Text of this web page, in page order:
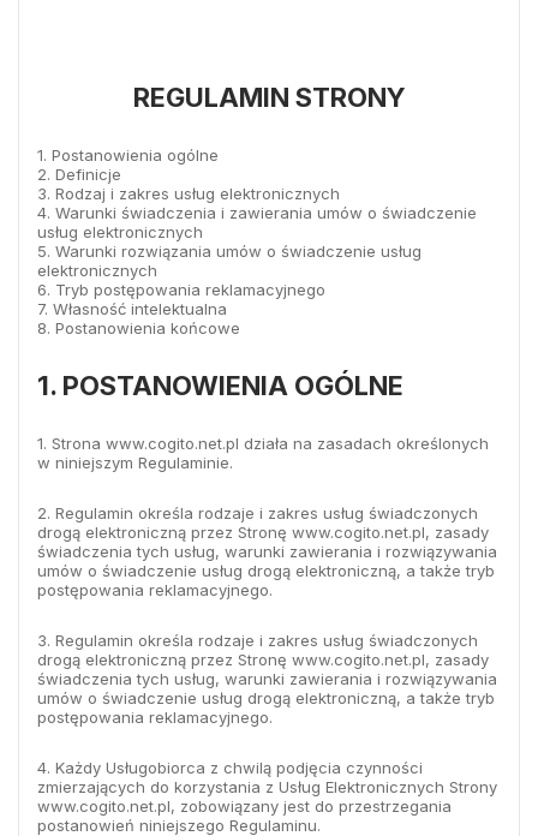
REGULAMIN STRONY
1. Postanowienia ogólne
2. Definicje
3. Rodzaj i zakres usług elektronicznych
4. Warunki świadczenia i zawierania umów o świadczenie
usług elektronicznych
5. Warunki rozwiązania umów o świadczenie usług
elektronicznych
6. Tryb postępowania reklamacyjnego
7. Własność intelektualna
8. Postanowienia końcowe
1. POSTANOWIENIA OGÓLNE
1. Strona www.cogito.net.pl działa na zasadach określonych
w niniejszym Regulaminie.
2. Regulamin określa rodzaje i zakres usług świadczonych
drogą elektroniczną przez Stronę www.cogito.net.pl, zasady
świadczenia tych usług, warunki zawierania i rozwiązywania
umów o świadczenie usług drogą elektroniczną, a także tryb
postępowania reklamacyjnego.
3. Regulamin określa rodzaje i zakres usług świadczonych
drogą elektroniczną przez Stronę www.cogito.net.pl, zasady
świadczenia tych usług, warunki zawierania i rozwiązywania
umów o świadczenie usług drogą elektroniczną, a także tryb
postępowania reklamacyjnego.
4. Każdy Usługobiorca z chwilą podjęcia czynności
zmierzających do korzystania z Usług Elektronicznych Strony
www.cogito.net.pl, zobowiązany jest do przestrzegania
postanowień niniejszego Regulaminu.